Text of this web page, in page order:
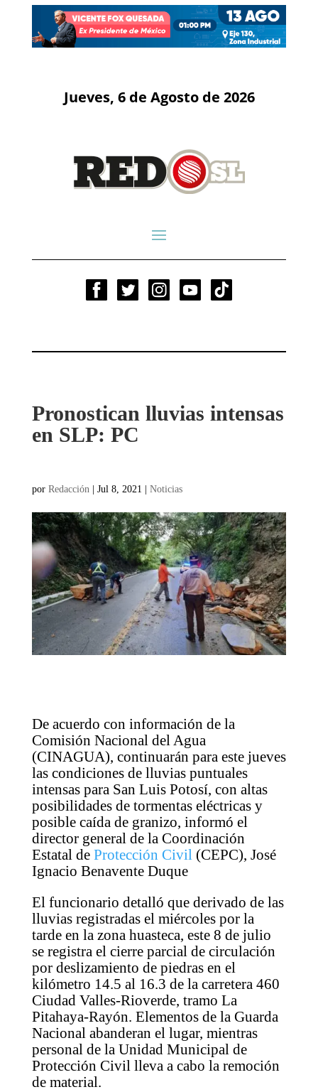
Jueves, 6 de Agosto de 2026
Pronostican lluvias intensas
en SLP: PC
por Redacción | Jul 8, 2021 | Noticias
De acuerdo con información de la
Comisión Nacional del Agua
(CINAGUA), continuarán para este jueves
las condiciones de lluvias puntuales
intensas para San Luis Potosí, con altas
posibilidades de tormentas eléctricas y
posible caída de granizo, informó el
director general de la Coordinación
Estatal de Protección Civil(CEPC), José
Ignacio Benavente Duque
El funcionario detalló que derivado de las
lluvias registradas el miércoles por la
tarde en la zona huasteca, este 8 de julio
se registra el cierre parcial de circulación
por deslizamiento de piedras en el
kilómetro 14.5 al 16.3 de la carretera 460
Ciudad Valles-Rioverde, tramo La
Pitahaya-Rayón. Elementos de la Guarda
Nacional abanderan el lugar, mientras
personal de la Unidad Municipal de
Protección Civil lleva a cabo la remoción
de material.